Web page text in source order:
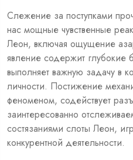
Слежение за поступками
нас мощные чувственные
Леон, включая ощущение
явление содержит глубокие
выполняет важную задачу в
личности. Постижение
феноменом, содействует
заинтересованно
состязаниями слоты Леон,
конкурентной деятельности.